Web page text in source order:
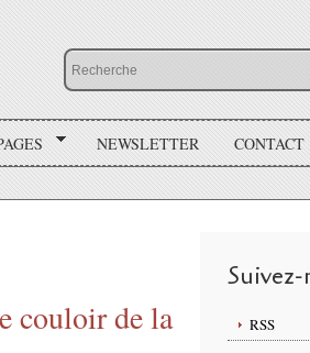
NEWSLETTER CONTACT
couloir de la
RSS